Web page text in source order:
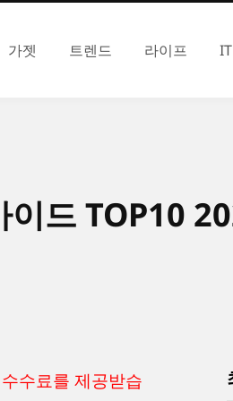
가젯 트렌드 라이프 IT
드 TOP10
수료를 제공받습